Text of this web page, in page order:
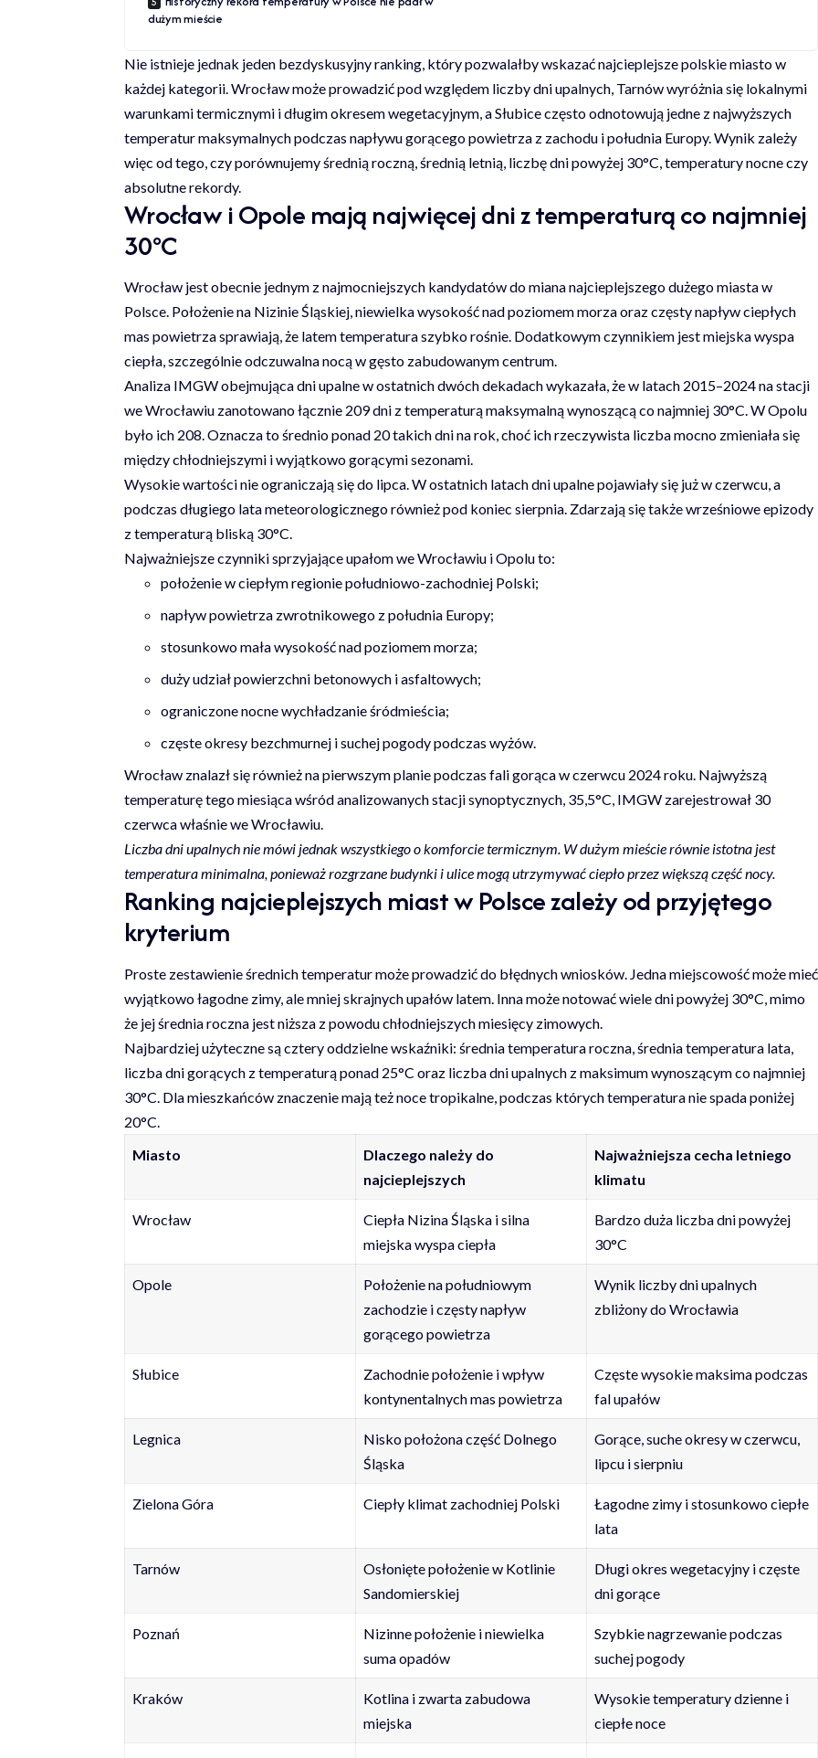
dużym mieście
Nie istnieje jednak jeden bezdyskusyjny ranking, który pozwalałby wskazać najcieplejsze polskie miasto w
każdej kategorii. Wrocław może prowadzić pod względem liczby dni upalnych, Tarnów wyróżnia się lokalnymi
warunkami termicznymi i długim okresem wegetacyjnym, a Słubice często odnotowują jedne z najwyższych
temperatur maksymalnych podczas napływu gorącego powietrza z zachodu i południa Europy. Wynik zależy
więc od tego, czy porównujemy średnią roczną, średnią letnią, liczbę dni powyżej 30°C, temperatury nocne czy
absolutne rekordy.
Wrocław i Opole mają najwięcej dni z temperaturą co najmniej
30°C
Wrocław jest obecnie jednym z najmocniejszych kandydatów do miana najcieplejszego dużego miasta w
Polsce. Położenie na Nizinie Śląskiej, niewielka wysokość nad poziomem morza oraz częsty napływ ciepłych
mas powietrza sprawiają, że latem temperatura szybko rośnie. Dodatkowym czynnikiem jest miejska wyspa
ciepła, szczególnie odczuwalna nocą w gęsto zabudowanym centrum.
Analiza IMGW obejmująca dni upalne w ostatnich dwóch dekadach wykazała, że w latach 2015–2024 na stacji
we Wrocławiu zanotowano łącznie 209 dni z temperaturą maksymalną wynoszącą co najmniej 30°C. W Opolu
było ich 208. Oznacza to średnio ponad 20 takich dni na rok, choć ich rzeczywista liczba mocno zmieniała się
między chłodniejszymi i wyjątkowo gorącymi sezonami.
Wysokie wartości nie ograniczają się do lipca. W ostatnich latach dni upalne pojawiały się już w czerwcu, a
podczas długiego lata meteorologicznego również pod koniec sierpnia. Zdarzają się także wrześniowe epizody
z temperaturą bliską 30°C.
Najważniejsze czynniki sprzyjające upałom we Wrocławiu i Opolu to:
położenie w ciepłym regionie południowo-zachodniej Polski;
napływ powietrza zwrotnikowego z południa Europy;
stosunkowo mała wysokość nad poziomem morza;
duży udział powierzchni betonowych i asfaltowych;
ograniczone nocne wychładzanie śródmieścia;
częste okresy bezchmurnej i suchej pogody podczas wyżów.
Wrocław znalazł się również na pierwszym planie podczas fali gorąca w czerwcu 2024 roku. Najwyższą
temperaturę tego miesiąca wśród analizowanych stacji synoptycznych, 35,5°C, IMGW zarejestrował 30
czerwca właśnie we Wrocławiu.
Liczba dni upalnych nie mówi jednak wszystkiego o komforcie termicznym. W dużym mieście równie istotna jest
temperatura minimalna, ponieważ rozgrzane budynki i ulice mogą utrzymywać ciepło przez większą część nocy.
Ranking najcieplejszych miast w Polsce zależy od przyjętego
kryterium
Proste zestawienie średnich temperatur może prowadzić do błędnych wniosków. Jedna miejscowość może mieć
wyjątkowo łagodne zimy, ale mniej skrajnych upałów latem. Inna może notować wiele dni powyżej 30°C, mimo
że jej średnia roczna jest niższa z powodu chłodniejszych miesięcy zimowych.
Najbardziej użyteczne są cztery oddzielne wskaźniki: średnia temperatura roczna, średnia temperatura lata,
liczba dni gorących z temperaturą ponad 25°C oraz liczba dni upalnych z maksimum wynoszącym co najmniej
30°C. Dla mieszkańców znaczenie mają też noce tropikalne, podczas których temperatura nie spada poniżej
20°C.
Miasto
Dlaczego należy do
najcieplejszych
Najważniejsza cecha letniego
klimatu
Wrocław
Ciepła Nizina Śląska i silna
miejska wyspa ciepła
Bardzo duża liczba dni powyżej
30°C
Opole
Położenie na południowym
zachodzie i częsty napływ
gorącego powietrza
Wynik liczby dni upalnych
zbliżony do Wrocławia
Słubice
Zachodnie położenie i wpływ
kontynentalnych mas powietrza
Częste wysokie maksima podczas
fal upałów
Legnica
Nisko położona część Dolnego
Śląska
Gorące, suche okresy w czerwcu,
lipcu i sierpniu
Zielona Góra Ciepły klimat zachodniej Polski
Łagodne zimy i stosunkowo ciepłe
lata
Tarnów
Osłonięte położenie w Kotlinie
Sandomierskiej
Długi okres wegetacyjny i częste
dni gorące
Poznań
Nizinne położenie i niewielka
suma opadów
Szybkie nagrzewanie podczas
suchej pogody
Kraków
Kotlina i zwarta zabudowa
miejska
Wysokie temperatury dzienne i
ciepłe noce